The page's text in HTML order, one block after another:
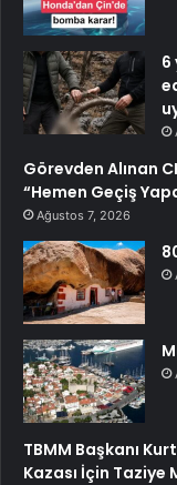
6
Görevden Alınan
“Hemen Geçiş
Ağustos 7, 2026
TBMM Başkanı
Kazası İçin Taziye